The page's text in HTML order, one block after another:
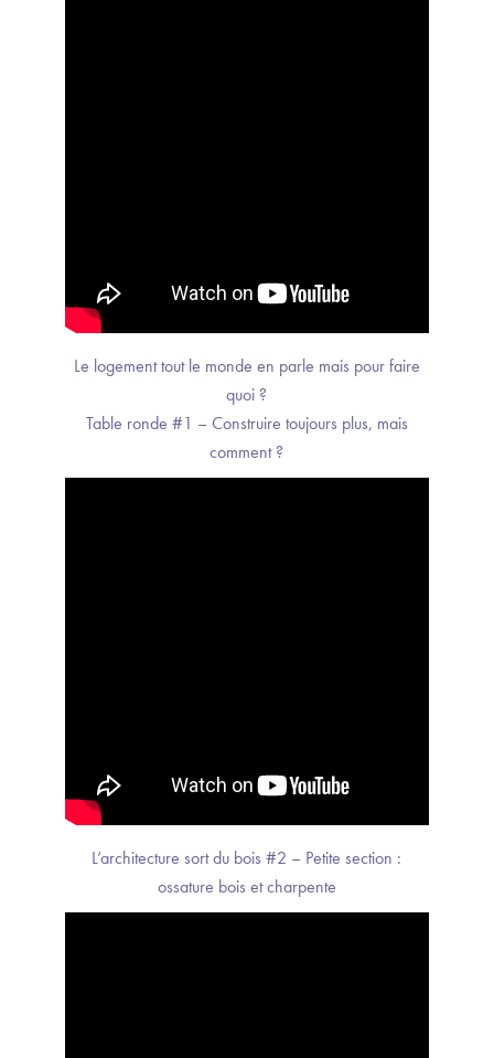
Le logement tout le monde en parle mais pour faire
quoi ?
Table ronde #1 – Construire toujours plus, mais
comment ?
L’architecture sort du bois #2 – Petite section :
ossature bois et charpente